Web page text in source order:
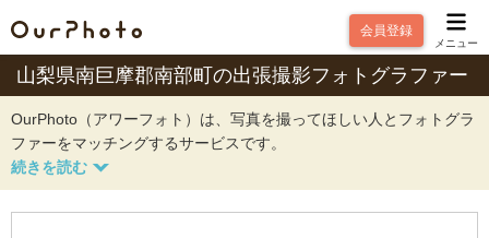
会員登録
メニュー
山梨県南巨摩郡南部町の出張撮影フォトグラファー
OurPhoto（アワーフォト）は、写真を撮ってほしい人とフォトグラ
ファーをマッチングするサービスです。